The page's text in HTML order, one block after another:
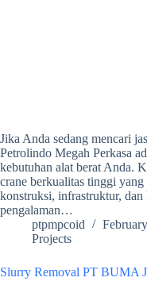
Jika Anda sedang mencari
Petrolindo Megah Perkasa
kebutuhan alat berat Anda.
crane berkualitas tinggi
konstruksi, infrastruktur,
pengalaman…
ptpmpcoid
Projects
Slurry Removal PT BUMA